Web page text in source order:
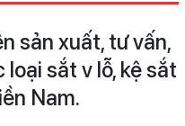
sản xuất, tư vấn,
sắt v lỗ, kệ sắt
Nam.